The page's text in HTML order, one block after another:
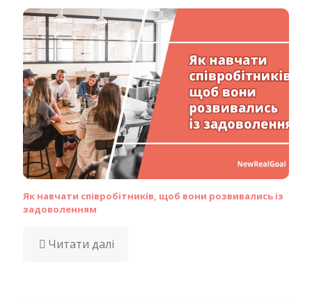
Як навчати співробітників, щоб вони розвивались із
задоволенням
Читати далі